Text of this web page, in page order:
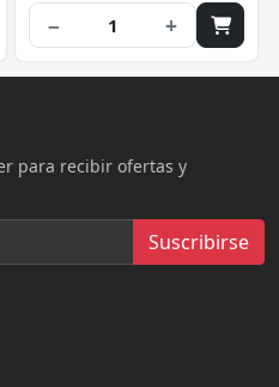
− 1 +
para recibir ofertas y
Suscribirse